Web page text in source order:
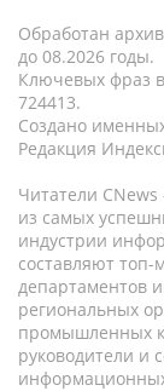
Обработан
до 08.2026 годы.
Ключевых фраз
724413.
Создано
Редакция
Читатели
из самых
индустрии
составляют
департаментов
региональных
промышленных
руководители и
информационных